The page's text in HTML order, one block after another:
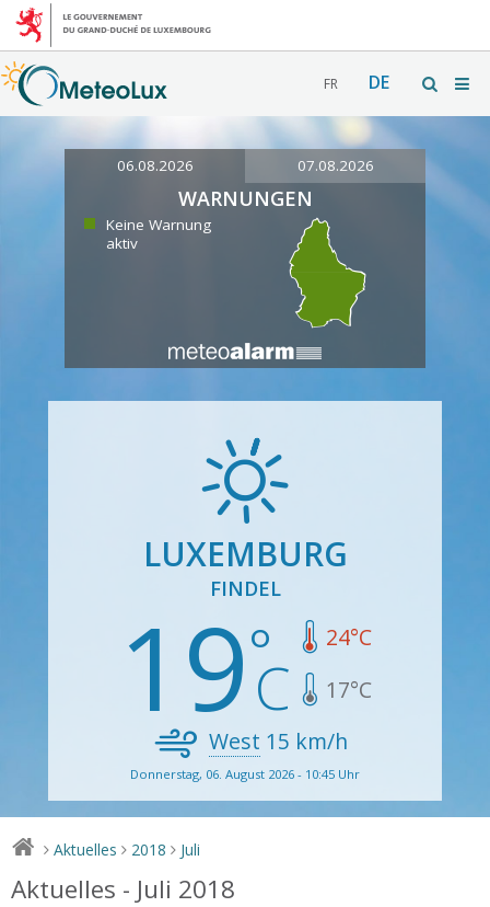
FR DE
06.08.2026 07.08.2026
WARNUNGEN
Keine Warnung
aktiv
LUXEMBURG
FINDEL
19 24°C
17°C
West 15 km/h
Donnerstag, 06. August 2026 - 10:45 Uhr
> Aktuelles > 2018 > Juli
Aktuelles - Juli 2018